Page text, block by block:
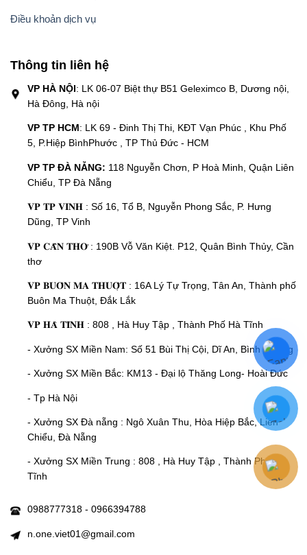
Điều khoản dịch vụ
Thông tin liên hệ
VP HÀ NỘI: LK 06-07 Biệt thự B51 Geleximco B, Dương nội,
Hà Đông, Hà nội
VP TP HCM: LK 69 - Đinh Thị Thi, KĐT Vạn Phúc , Khu Phố
5, P.Hiệp BìnhPhước , TP Thủ Đức - HCM
VP TP ĐÀ NẴNG: 118 Nguyễn Chơn, P Hoà Minh, Quận Liên
Chiểu, TP Đà Nẵng
𝐕𝐏 𝐓𝐏 𝐕𝐈𝐍𝐇 : Số 16, Tổ B, Nguyễn Phong Sắc, P. Hưng
Dũng, TP Vinh
𝐕𝐏 𝐂𝐀̂̀𝐍 𝐓𝐇𝐎̛ : 190B Vỗ Văn Kiệt. P12, Quân Bình Thủy, Cần
thơ
𝐕𝐏 𝐁𝐔𝐎̂𝐍 𝐌𝐀 𝐓𝐇𝐔𝐎̣̂𝐓 : 16A Lý Tự Trọng, Tân An, Thành phố
Buôn Ma Thuột, Đắk Lắk
𝐕𝐏 𝐇𝐀̀ 𝐓𝐈̃𝐍𝐇 : 808 , Hà Huy Tập , Thành Phố Hà Tĩnh
- Xưởng SX Miền Nam: Số 51 Bùi Thị Cội, Dĩ An, Bình Dương
- Xưởng SX Miền Bắc: KM13 - Đại lộ Thăng Long- Hoài Đức
- Tp Hà Nội
- Xưởng SX Đà nẵng : Ngô Xuân Thu, Hòa Hiệp Bắc, Liên
Chiểu, Đà Nẵng
- Xưởng SX Miền Trung : 808 , Hà Huy Tập , Thành Phố Hà
Tĩnh
0988777318 - 0966394788
n.one.viet01@gmail.com